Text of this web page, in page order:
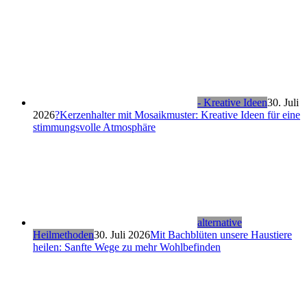
- Kreative Ideen30. Juli
2026?Kerzenhalter mit Mosaikmuster: Kreative Ideen für eine
stimmungsvolle Atmosphäre
alternative
Heilmethoden30. Juli 2026Mit Bachblüten unsere Haustiere
heilen: Sanfte Wege zu mehr Wohlbefinden